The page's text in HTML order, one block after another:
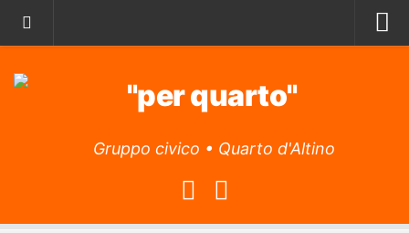
Il Programma
Gruppo civico • Quarto d'Altino